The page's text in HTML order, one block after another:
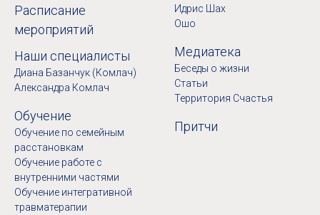
Расписание
мероприятий
Наши специалисты
Диана Базанчук (Комлач)
Александра Комлач
Обучение
Обучение по семейным
расстановкам
Обучение работе с
внутренними частями
Обучение интегративной
травматерапии
Идрис Шах
Ошо
Медиатека
Беседы о жизни
Статьи
Территория Счастья
Притчи